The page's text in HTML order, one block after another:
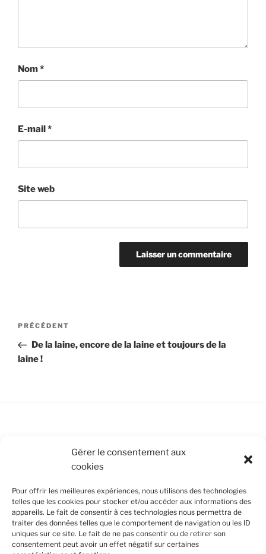
Gérer le consentement aux
cookies
Pour offrir les meilleures expériences, nous utilisons des technologies
telles que les cookies pour stocker et/ou accéder aux informations des
appareils. Le fait de consentir à ces technologies nous permettra de
traiter des données telles que le comportement de navigation ou les ID
uniques sur ce site. Le fait de ne pas consentir ou de retirer son
consentement peut avoir un effet négatif sur certaines
Nom*
E-mail*
Site web
Navigation
l’article
Article
précédent
PRÉCÉDENT
De la laine, encore de la laine et toujours de la
laine !
Conditions Générales de Vente
Politique de cookies (UE)
SUIVEZ-NOUS